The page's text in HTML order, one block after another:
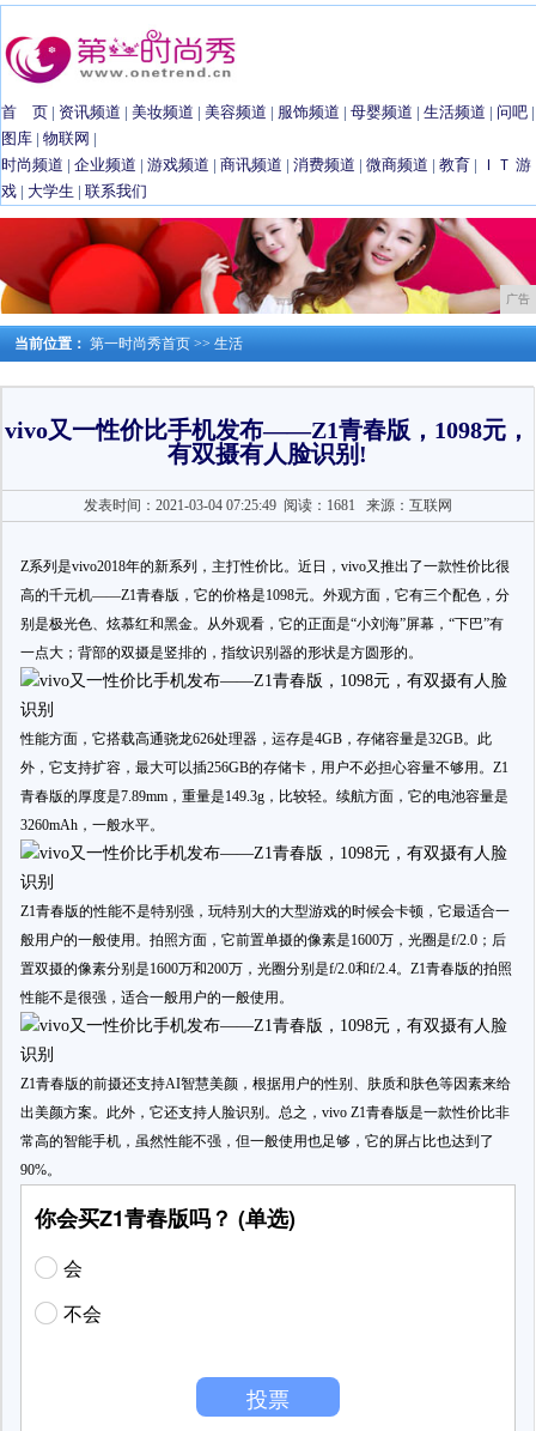
首 页 | 资讯频道 | 美妆频道 | 美容频道 | 服饰频道 | 母婴频道 | 生活频道 | 问吧 |
图库 | 物联网 |
时尚频道 | 企业频道 | 游戏频道 | 商讯频道 | 消费频道 | 微商频道 | 教育 | ＩＴ 游
戏 | 大学生 | 联系我们
广告
当前位置： 第一时尚秀首页 >> 生活
vivo又一性价比手机发布——Z1青春版，1098元，
有双摄有人脸识别!
发表时间：2021-03-04 07:25:49 阅读：1681 来源：互联网
Z系列是vivo2018年的新系列，主打性价比。近日，vivo又推出了一款性价比很
高的千元机——Z1青春版，它的价格是1098元。外观方面，它有三个配色，分
别是极光色、炫慕红和黑金。从外观看，它的正面是“小刘海”屏幕，“下巴”有
一点大；背部的双摄是竖排的，指纹识别器的形状是方圆形的。
性能方面，它搭载高通骁龙626处理器，运存是4GB，存储容量是32GB。此
外，它支持扩容，最大可以插256GB的存储卡，用户不必担心容量不够用。Z1
青春版的厚度是7.89mm，重量是149.3g，比较轻。续航方面，它的电池容量是
3260mAh，一般水平。
Z1青春版的性能不是特别强，玩特别大的大型游戏的时候会卡顿，它最适合一
般用户的一般使用。拍照方面，它前置单摄的像素是1600万，光圈是f/2.0；后
置双摄的像素分别是1600万和200万，光圈分别是f/2.0和f/2.4。Z1青春版的拍照
性能不是很强，适合一般用户的一般使用。
Z1青春版的前摄还支持AI智慧美颜，根据用户的性别、肤质和肤色等因素来给
出美颜方案。此外，它还支持人脸识别。总之，vivo Z1青春版是一款性价比非
常高的智能手机，虽然性能不强，但一般使用也足够，它的屏占比也达到了
90%。
你会买Z1青春版吗？ (单选)
会
不会
投票